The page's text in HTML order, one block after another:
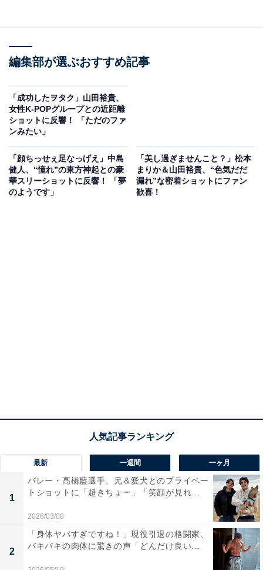
編集部が選ぶおすすめ記事
「成功したヲタク」山田裕貴、
女性K-POPグループとの近距離
ショットに反響！ 「ただのファ
ンみたい」
「顔ちっせぇ足なっげえ」中島
健人、“憧れ”の東方神起との豪
華スリーショットに反響！ 「夢
のようです」
「美し過ぎませんこと？」松本
まりか＆山田裕貴、“色気だだ
漏れ”な密着ショットにファン
歓喜！
最新 一週間 一ヶ月
1
バレー・髙橋藍選手、兄＆愛犬とのプライベー
トショットに「超きちょー」「笑顔が見れ...
2026/03/08
2
「身体ヤバすぎですね！」現役引退の格闘家、
バキバキの肉体に驚きの声「どんだけ良い...